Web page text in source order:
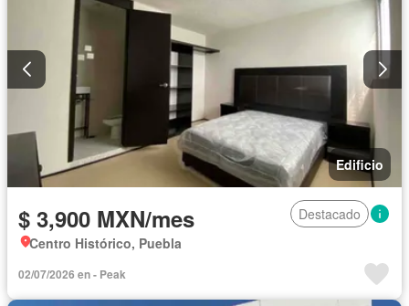
Edificio
$ 3,900 MXN/mes
Destacado
Centro Histórico, Puebla
02/07/2026 en - Peak